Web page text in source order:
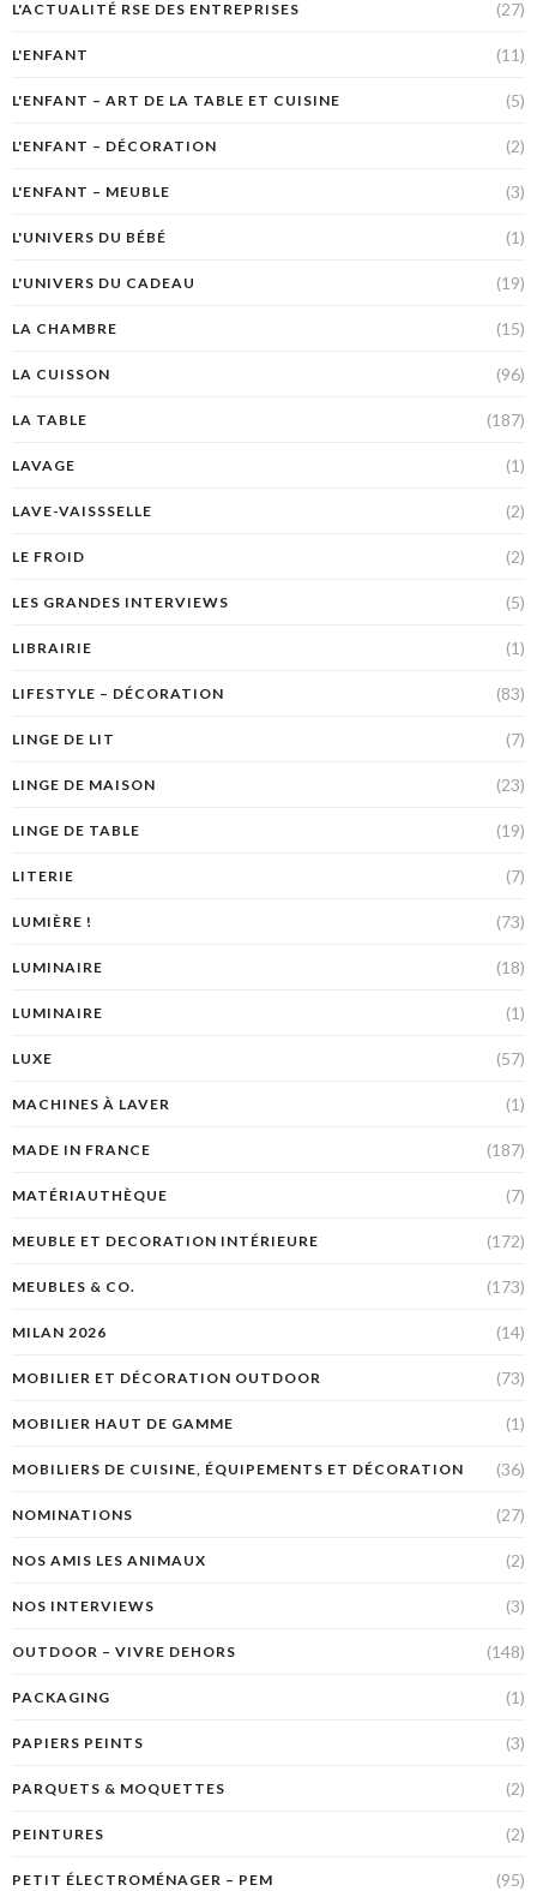
L'ACTUALITÉ RSE DES ENTREPRISES (27)
L'ENFANT (11)
L'ENFANT – ART DE LA TABLE ET CUISINE (5)
L'ENFANT – DÉCORATION (2)
L'ENFANT – MEUBLE (3)
L'UNIVERS DU BÉBÉ (1)
L'UNIVERS DU CADEAU (19)
LA CHAMBRE (15)
LA CUISSON (96)
LA TABLE (187)
LAVAGE (1)
LAVE-VAISSSELLE (2)
LE FROID (2)
LES GRANDES INTERVIEWS (5)
LIBRAIRIE (1)
LIFESTYLE – DÉCORATION (83)
LINGE DE LIT (7)
LINGE DE MAISON (23)
LINGE DE TABLE (19)
LITERIE (7)
LUMIÈRE ! (73)
LUMINAIRE (18)
LUMINAIRE (1)
LUXE (57)
MACHINES À LAVER (1)
MADE IN FRANCE (187)
MATÉRIAUTHÈQUE (7)
MEUBLE ET DECORATION INTÉRIEURE (172)
MEUBLES & CO. (173)
MILAN 2026 (14)
MOBILIER ET DÉCORATION OUTDOOR (73)
MOBILIER HAUT DE GAMME (1)
MOBILIERS DE CUISINE, ÉQUIPEMENTS ET DÉCORATION (36)
NOMINATIONS (27)
NOS AMIS LES ANIMAUX (2)
NOS INTERVIEWS (3)
OUTDOOR – VIVRE DEHORS (148)
PACKAGING (1)
PAPIERS PEINTS (3)
PARQUETS & MOQUETTES (2)
PEINTURES (2)
PETIT ÉLECTROMÉNAGER – PEM (95)